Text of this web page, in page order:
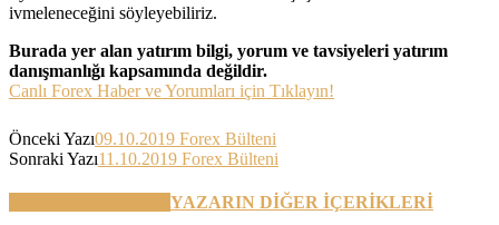
ivmeleneceğini söyleyebiliriz.
Burada yer alan yatırım bilgi, yorum ve tavsiyeleri yatırım
danışmanlığı kapsamında değildir.
Canlı Forex Haber ve Yorumları için Tıklayın!
Önceki Yazı09.10.2019 Forex Bülteni
Sonraki Yazı11.10.2019 Forex Bülteni
YAZARIN DİĞER İÇERİKLERİ